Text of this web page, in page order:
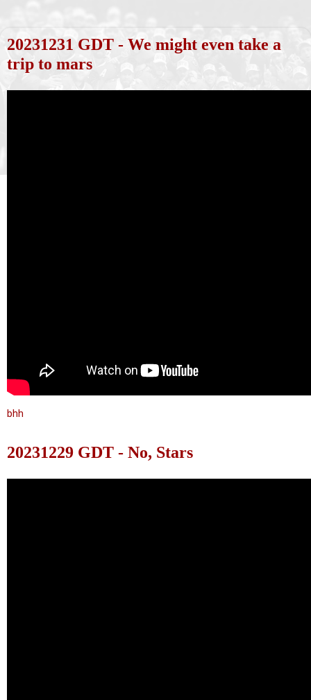
20231231 GDT - We might even take a
trip to mars
bhh
20231229 GDT - No, Stars